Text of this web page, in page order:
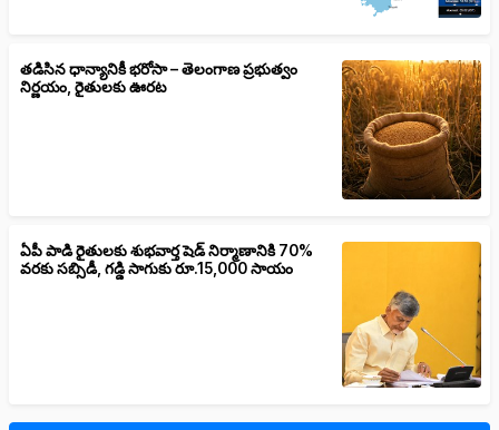
తడిసిన ధాన్యానికీ భరోసా – తెలంగాణ ప్రభుత్వం
నిర్ణయం, రైతులకు ఊరట
ఏపీ పాడి రైతులకు శుభవార్త షెడ్ నిర్మాణానికి 70%
వరకు సబ్సిడీ, గడ్డి సాగుకు రూ.15,000 సాయం